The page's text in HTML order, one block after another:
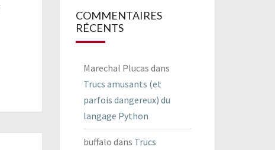
COMMENTAIRES
RÉCENTS
Marechal Plucas dans
Trucs amusants (et
parfois dangereux) du
langage Python
buffalo dans Trucs